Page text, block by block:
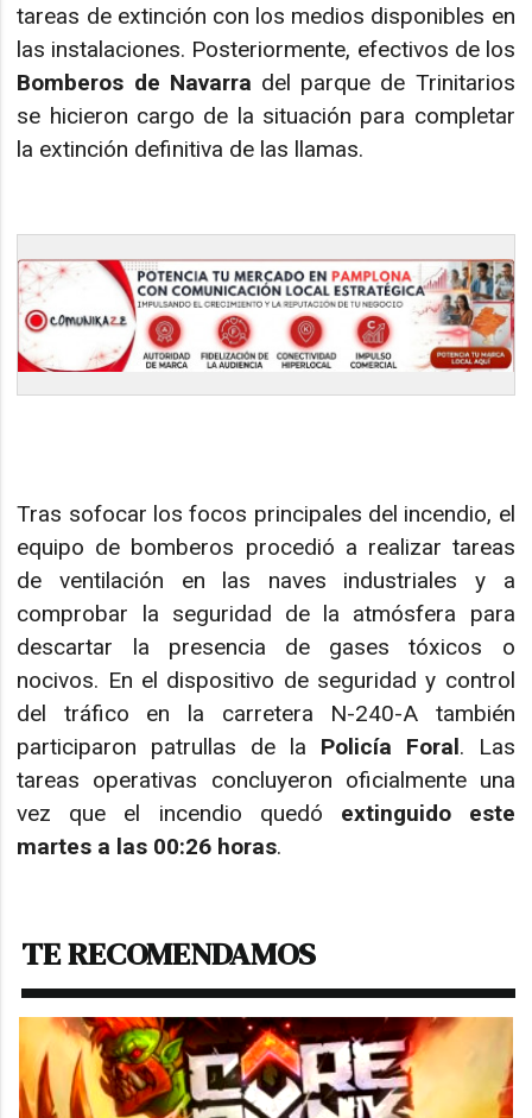
tareas de extinción con los medios disponibles en
las instalaciones. Posteriormente, efectivos de los
Bomberos de Navarra del parque de Trinitarios
se hicieron cargo de la situación para completar
la extinción definitiva de las llamas.
Tras sofocar los focos principales del incendio, el
equipo de bomberos procedió a realizar tareas
de ventilación en las naves industriales y a
comprobar la seguridad de la atmósfera para
descartar la presencia de gases tóxicos o
nocivos. En el dispositivo de seguridad y control
del tráfico en la carretera N-240-A también
participaron patrullas de la Policía Foral. Las
tareas operativas concluyeron oficialmente una
vez que el incendio quedó extinguido este
martes a las 00:26 horas.
TE RECOMENDAMOS